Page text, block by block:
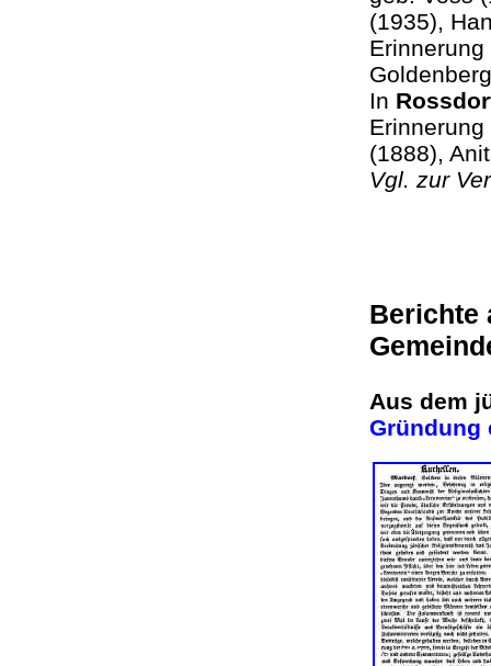
(1935),
In
(1888),
Vgl. zur
Berichte
Aus dem
Gründung